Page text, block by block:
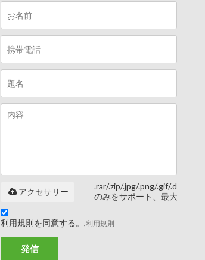
.rar/.zip/.jpg/.png/.gif/.doc/.xls/
のみをサポート、最大 20M
アクセサリー
利用規則を同意する。,利用規則
発信